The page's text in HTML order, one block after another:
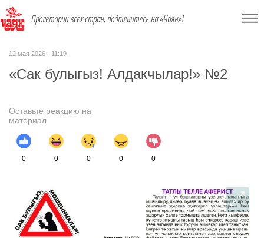
Пролетарии всех стран, подпишитесь на «Чаян»!
12 мая 2026 - 11:19
«Сак булыгыз! Алдакчылар!» №2
Оставьте реакцию на
материал
0 0 0 0 0